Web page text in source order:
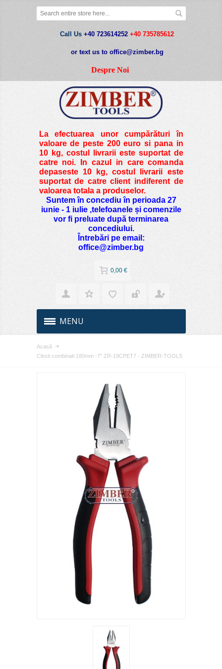
Call Us +40 723614252 +40 735785612
or text us to office@zimber.bg
Despre Noi
La efectuarea unor cumpărături în
valoare de peste200 euro si pana in
10 kg, costul livrarii este suportat de
catre noi. In cazul in care comanda
depaseste 10 kg, costul livrarii este
suportat de catre client indiferent de
valoarea totala a produselor.
Suntem în concediu în perioada 27
iunie - 1 iulie ,telefoanele și comenzile
vor fi preluate după terminarea
concediului.
Întrebări pe email:
office@zimber.bg
0,00 €
MENU
Acasă
Clesti combinati 180mm -7" ZR-19CPET7 - ZIMBER-TOOLS